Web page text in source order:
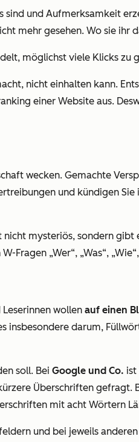
und Aufmerksamkeit
mehr gesehen. Wo sie ihr
möglichst viele Klicks zu
nicht einhalten kann.
einer Website aus.
wecken. Gemachte
und kündigen
nicht mysteriös, sondern gibt
„Wer“, „Was“,
wollen auf einen
darum,
soll. Bei Google und Co. ist
Überschriften gefragt.
mit acht Wörtern
und bei jeweils